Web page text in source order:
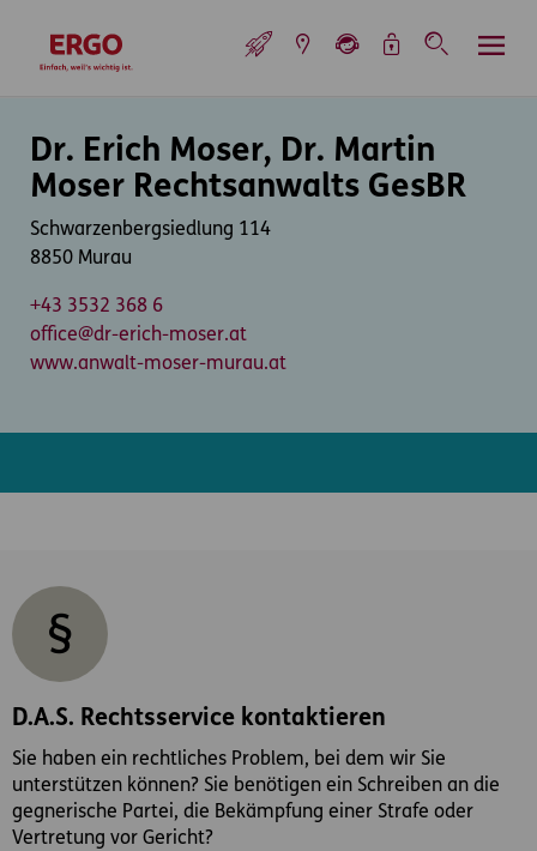
zur Startseite
Dr. Erich Moser, Dr. Martin
Moser Rechtsanwalts GesBR
Schwarzenbergsiedlung 114
8850 Murau
+43 3532 368 6
office@dr-erich-moser.at
www.anwalt-moser-murau.at
D.A.S. Rechtsservice kontaktieren
Sie haben ein rechtliches Problem, bei dem wir Sie
unterstützen können? Sie benötigen ein Schreiben an die
gegnerische Partei, die Bekämpfung einer Strafe oder
Vertretung vor Gericht?